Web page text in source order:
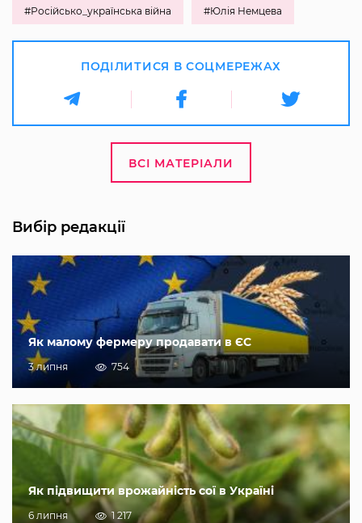
#Російсько_українська війна #Юлія Немцева
ПОДІЛИТИСЯ В СОЦМЕРЕЖАХ
ВСІ МАТЕРІАЛИ
Вибір редакції
Як малому фермеру продавати в ЄС
3 липня 754
Як підвищити врожайність сої в Україні
6 липня 1 217